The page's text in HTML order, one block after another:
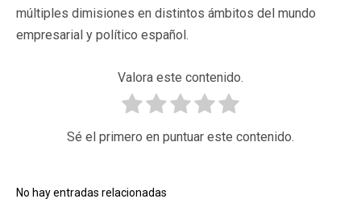
múltiples dimisiones en distintos ámbitos del mundo
empresarial y político español.
Valora este contenido.
Sé el primero en puntuar este contenido.
No hay entradas relacionadas